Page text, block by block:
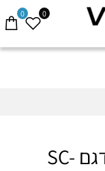
0 0
רמקול שופר מוגבר 30W דגם SC-